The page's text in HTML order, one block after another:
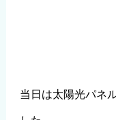
当日は太陽光パネ